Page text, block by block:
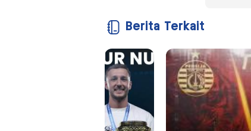
Berita Terkait